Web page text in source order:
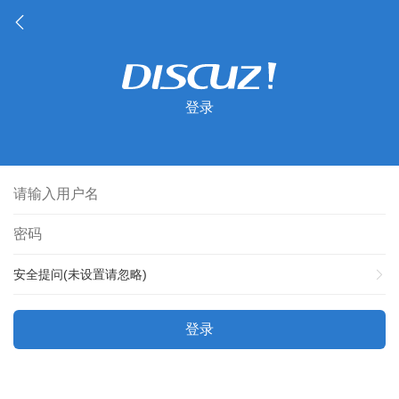
登录
安全提问(未设置请忽略)
登录